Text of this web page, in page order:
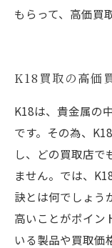
もらって、高価買
K18買取の高価
K18は、貴金属の
です。その為、
し、どの買取店で
ません。では、
訣とは何でしょう
高いことがポイン
いる製品や買取価